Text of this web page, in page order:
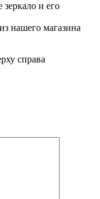
и его
нашего магазина
справа